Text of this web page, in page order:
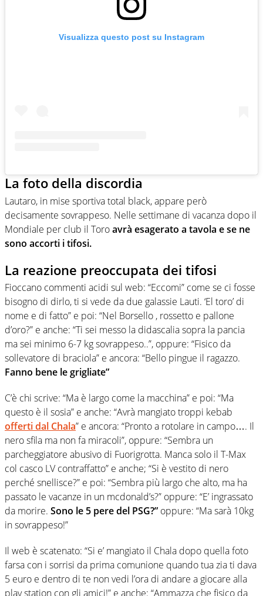
Visualizza questo post su Instagram
La foto della discordia
Lautaro, in mise sportiva total black, appare però
decisamente sovrappeso. Nelle settimane di vacanza dopo il
Mondiale per club il Toroavrà esagerato a tavola e se ne
sono accorti i tifosi.
La reazione preoccupata dei tifosi
Fioccano commenti acidi sul web: “Eccomi” come se ci fosse
bisogno di dirlo, ti si vede da due galassie Lauti. ‘El toro’ di
nome e di fatto” e poi: “Nel Borsello , rossetto e pallone
d’oro?” e anche: “Ti sei messo la didascalia sopra la pancia
ma sei minimo 6-7 kg sovrappeso..”, oppure: “Fisico da
sollevatore di braciola” e ancora: “Bello pingue il ragazzo.
Fanno bene le grigliate”
C’è chi scrive: “Ma è largo come la macchina” e poi: “Ma
questo è il sosia” e anche: “Avrà mangiato troppi kebab
offerti dal Chala” e ancora: “Pronto a rotolare in campo…. Il
nero sfila ma non fa miracoli”, oppure: “Sembra un
parcheggiatore abusivo di Fuorigrotta. Manca solo il T-Max
col casco LV contraffatto” e anche; “Si è vestito di nero
perché snellisce?” e poi: “Sembra più largo che alto, ma ha
passato le vacanze in un mcdonald’s?” oppure: “E’ ingrassato
da morire. Sono le 5 pere del PSG?” oppure: “Ma sarà 10kg
in sovrappeso!”
Il web è scatenato: “Si e’ mangiato il Chala dopo quella foto
farsa con i sorrisi da prima comunione quando tua zia ti dava
5 euro e dentro di te non vedi l’ora di andare a giocare alla
play station con gli amici!” e anche: “Ammazza che fisico da